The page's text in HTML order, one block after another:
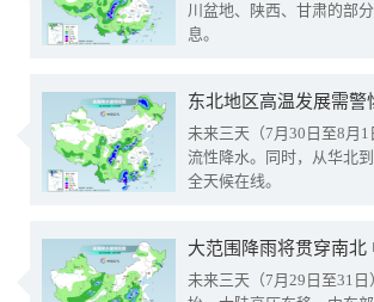
川盆地、陕西、甘肃的部
息。
东北地区高温发展需
未来三天（7月30日至8月
流性降水。同时，从华北
全天候在线。
大范围降雨将贯穿南
未来三天（7月29日至31